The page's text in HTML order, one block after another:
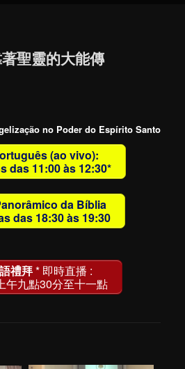
聖靈的大能傳
no Poder do Espírito Santo
(ao vivo):
das 11:00 às 12:30*
da Bíblia
das 18:30 às 19:30
禮拜* 即時直播 :
午九點30分至十一點